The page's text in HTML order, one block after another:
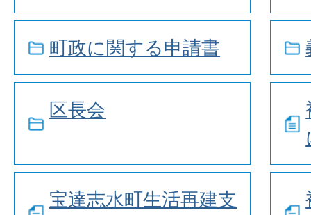
町政に関する申請書
区長会
宝達志水町生活再建支